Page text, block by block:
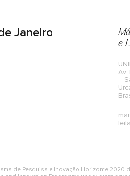
Janeiro
e
Av.
–
de Pesquisa e Inovação Horizonte 2020